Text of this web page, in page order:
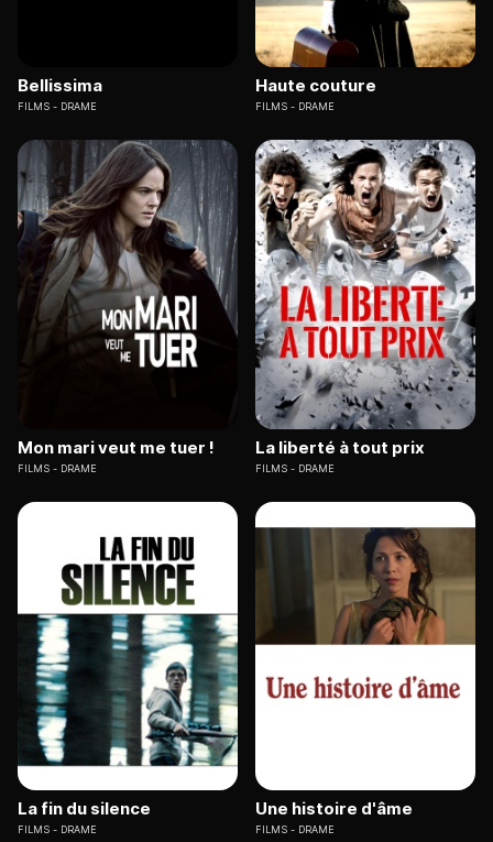
Bellissima
FILMS DRAME
Haute couture
FILMS DRAME
Mon mari veut me tuer !
FILMS DRAME
La liberté à tout prix
FILMS DRAME
La fin du silence
FILMS DRAME
Une histoire d'âme
FILMS DRAME